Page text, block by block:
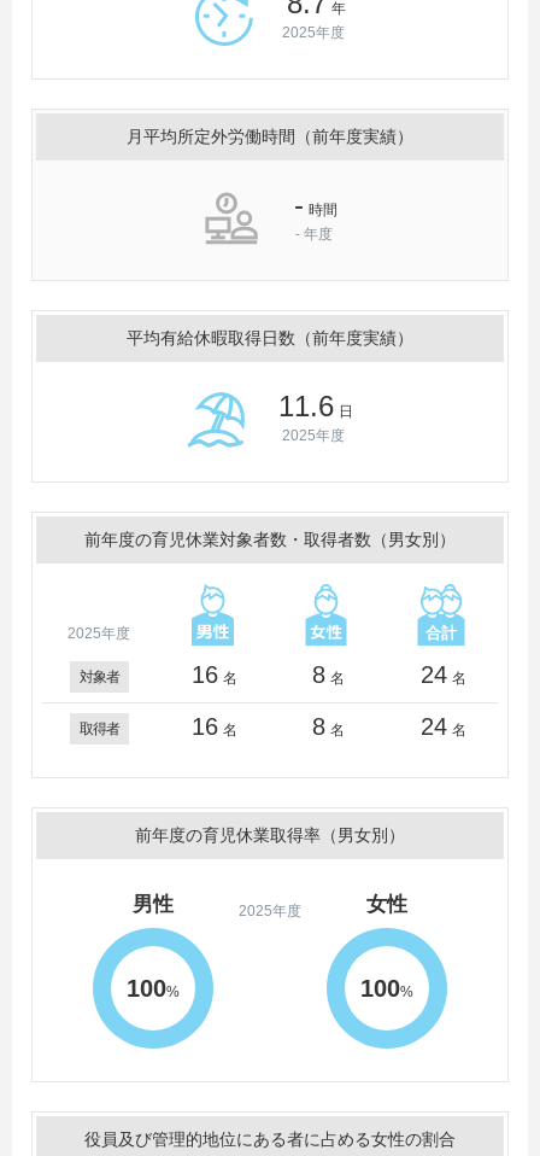
年
2025年度
月平均所定外労働時間（前年度実績）
- 時間
- 年度
平均有給休暇取得日数（前年度実績）
11.6 日
2025年度
前年度の育児休業対象者数・取得者数（男女別）
2025年度
対象者 16 名 8 名 24 名
取得者 16 名 8 名 24 名
前年度の育児休業取得率（男女別）
2025年度
男性
100%
女性
100%
役員及び管理的地位にある者に占める女性の割合